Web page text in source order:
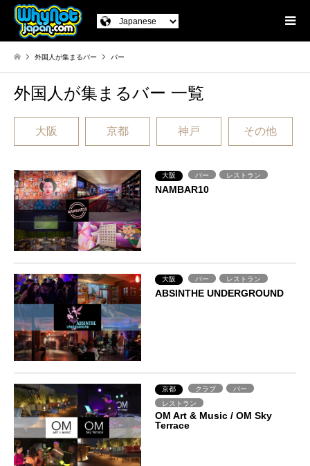
外国人が集まるバー バー
外国人が集まるバー 一覧
大阪 京都 神戸 その他
大阪 バー レストラン
NAMBAR10
大阪 バー レストラン
ABSINTHE UNDERGROUND
京都 クラブ
バー
レストラン
OM Art & Music / OM Sky
Terrace